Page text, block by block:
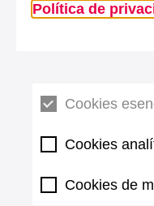
Política de
Cookies
Cookies
Cookies de